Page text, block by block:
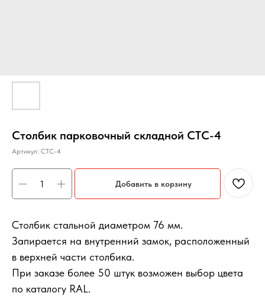
Столбик парковочный складной СТС-4
Артикул: СТС-4
Добавить в корзину
Столбик стальной диаметром 76 мм.
Запирается на внутренний замок, расположенный
в верхней части столбика.
При заказе более 50 штук возможен выбор цвета
по каталогу RAL.